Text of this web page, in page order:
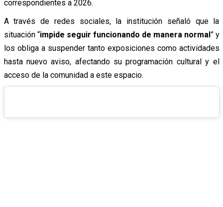
correspondientes a 2026.
A través de redes sociales, la institución señaló que la
situación “impide seguir funcionando de manera normal” y
los obliga a suspender tanto exposiciones como actividades
hasta nuevo aviso, afectando su programación cultural y el
acceso de la comunidad a este espacio.